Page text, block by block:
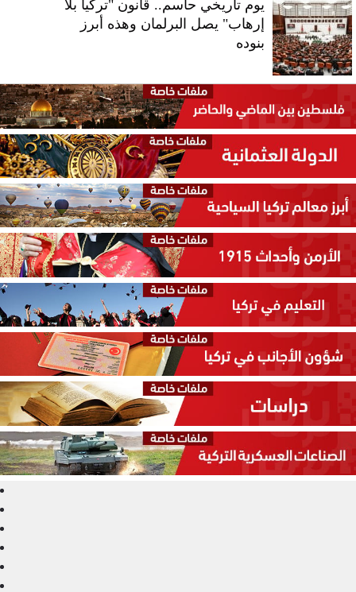
يوم تاريخي حاسم.. قانون "تركيا بلا
إرهاب" يصل البرلمان وهذه أبرز
بنوده